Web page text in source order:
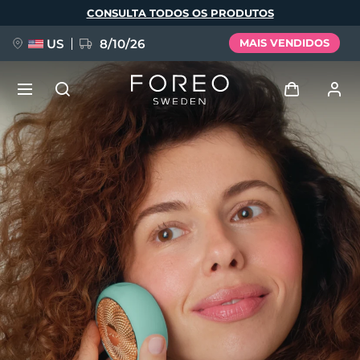
principal
CONSULTA TODOS OS PRODUTOS
US 8/10/26 MAIS VENDIDOS
Entrar
Perfil de usuário
Meus aparelhos
Meus pedidos
Meus endereços
As minhas subscrições
NOVIDADE
FAQ™ Pure Beauty-Tech Elixir
BREAKING NEWS
issa™ Teeth Whitening Set
Idioma
English Deutsch
Español
Français
Italiano
Português
Polski
Svenska
Русский
Türkçe
简体中文 繁體中文